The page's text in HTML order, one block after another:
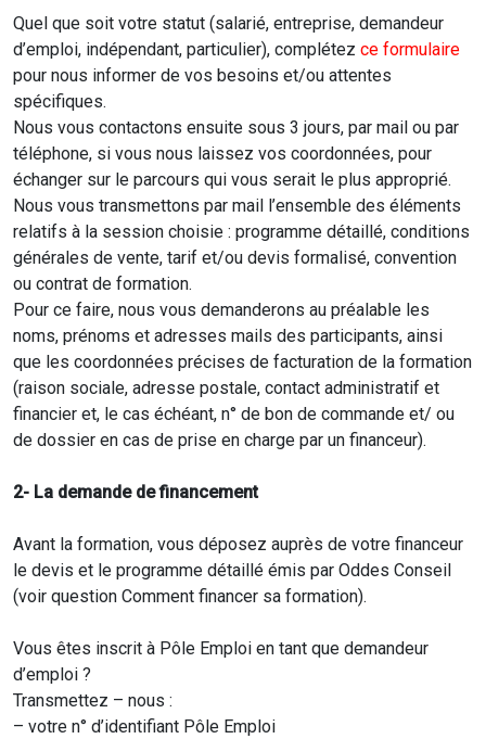
Quel que soit votre statut (salarié, entreprise, demandeur
d’emploi, indépendant, particulier), complétez ce formulaire
pour nous informer de vos besoins et/ou attentes
spécifiques.
Nous vous contactons ensuite sous 3 jours, par mail ou par
téléphone, si vous nous laissez vos coordonnées, pour
échanger sur le parcours qui vous serait le plus approprié.
Nous vous transmettons par mail l’ensemble des éléments
relatifs à la session choisie : programme détaillé, conditions
générales de vente, tarif et/ou devis formalisé, convention
ou contrat de formation.
Pour ce faire, nous vous demanderons au préalable les
noms, prénoms et adresses mails des participants, ainsi
que les coordonnées précises de facturation de la formation
(raison sociale, adresse postale, contact administratif et
financier et, le cas échéant, n° de bon de commande et/ ou
de dossier en cas de prise en charge par un financeur).
2- La demande de financement
Avant la formation, vous déposez auprès de votre financeur
le devis et le programme détaillé émis par Oddes Conseil
(voir question Comment financer sa formation).
Vous êtes inscrit à Pôle Emploi en tant que demandeur
d’emploi ?
Transmettez – nous :
– votre n° d’identifiant Pôle Emploi